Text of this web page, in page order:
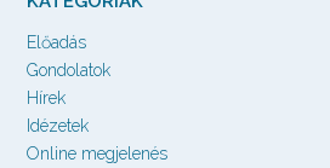
Előadás
Gondolatok
Hírek
Idézetek
Online megjelenés